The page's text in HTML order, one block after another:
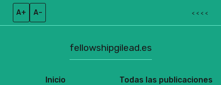
A+ A– < < < <
Inicio
fellowshipgilead.es
Todas las publicaciones